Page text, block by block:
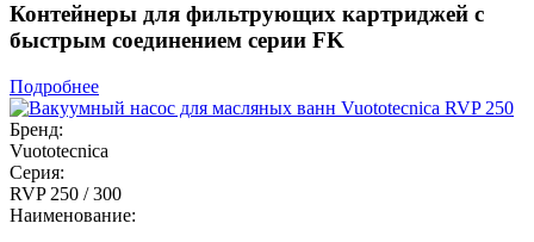
Контейнеры для фильтрующих картриджей с
быстрым соединением серии FK
Подробнее
Бренд:
Vuototecnica
Серия:
RVP 250 / 300
Наименование: